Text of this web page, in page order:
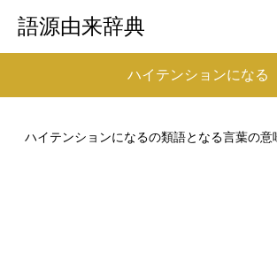
語源由来辞典
ハイテンションになる
ハイテンションになるの類語となる言葉の意